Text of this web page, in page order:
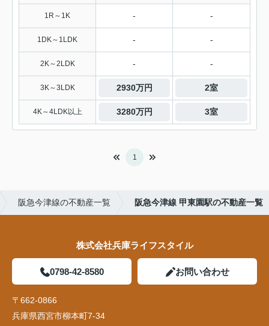
1R～1K - -
1DK～1LDK - -
2K～2LDK - -
3K～3LDK 2930万円 2室
4K～4LDK以上 3280万円 3室
1
阪急今津線の不動産一覧 阪急今津線 甲東園駅の不動産一覧
株式会社兵庫ライフスタイル
0798-42-8580 お問い合わせ
〒662-0866
兵庫県西宮市柳本町7-34